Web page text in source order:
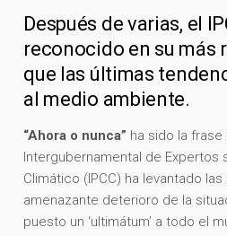
Después de varias, el
reconocido en su más
que las últimas
al medio ambiente.
“Ahora o nunca” ha sido la frase
Intergubernamental de Expertos
Climático (IPCC) ha levantado
amenazante deterioro de la
puesto un ‘ultimátum’ a todo el